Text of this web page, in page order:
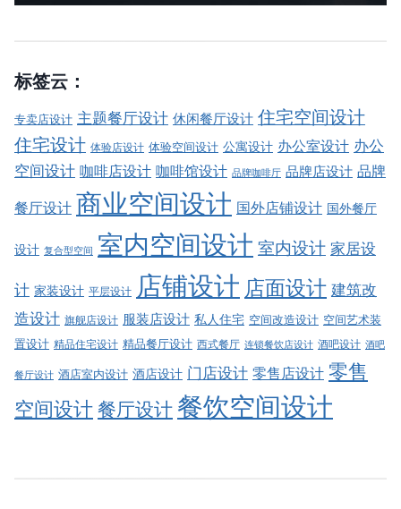
标签云：
专卖店设计 主题餐厅设计 休闲餐厅设计 住宅空间设计
住宅设计 体验店设计 体验空间设计 公寓设计 办公室设计 办公
空间设计 咖啡店设计 咖啡馆设计 品牌咖啡厅 品牌店设计 品牌
餐厅设计 商业空间设计 国外店铺设计 国外餐厅
设计 复合型空间 室内空间设计 室内设计 家居设
计 家装设计 平层设计 店铺设计 店面设计 建筑改
造设计 旗舰店设计 服装店设计 私人住宅 空间改造设计 空间艺术装
置设计 精品住宅设计 精品餐厅设计 西式餐厅 连锁餐饮店设计 酒吧设计 酒吧
餐厅设计 酒店室内设计 酒店设计 门店设计 零售店设计 零售
空间设计餐厅设计 餐饮空间设计